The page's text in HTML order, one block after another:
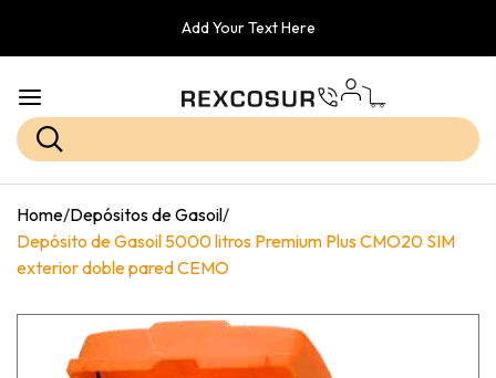
Add Your Text Here
Home/Depósitos de Gasoil/
Depósito de Gasoil 5000 litros Premium Plus CMO20 SIM
exterior doble pared CEMO